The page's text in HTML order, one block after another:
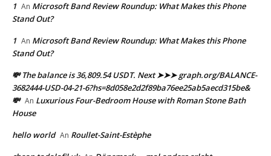
1 An Microsoft Band Review Roundup: What Makes this Phone
Stand Out?
1 An Microsoft Band Review Roundup: What Makes this Phone
Stand Out?
💸 The balance is 36,809.54 USDT. Next ➤➤➤ graph.org/BALANCE-
3682444-USD-04-21-6?hs=8d058e2d2f89ba76ee25ab5aecd315be&
💸 An Luxurious Four-Bedroom House with Roman Stone Bath
House
hello world An Roullet-Saint-Estèphe